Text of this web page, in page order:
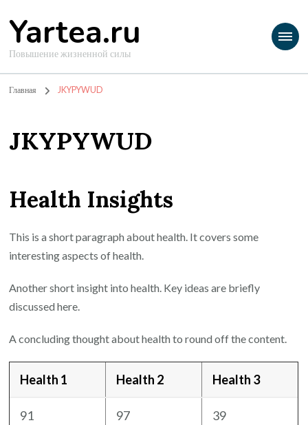
Yartea.ru
Повышение жизненной силы
Главная JKYPYWUD
JKYPYWUD
Health Insights
This is a short paragraph about health. It covers some
interesting aspects of health.
Another short insight into health. Key ideas are briefly
discussed here.
A concluding thought about health to round off the content.
Health 1 Health 2 Health 3
91 97 39